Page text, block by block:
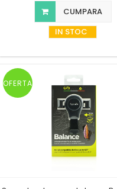
CUMPARA
IN STOC
OFERTA